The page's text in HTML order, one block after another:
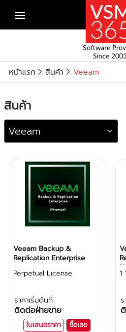
Open
Software
Since
หน้าแรก สินค้า Veeam
สินค้า
Veeam Backup &
Replication Enterprise
Perpetual License
ราคาเริ่มต้นที่
ติดต่อฝ่ายขาย
ใบเสนอราคา ซื้อเลย
1